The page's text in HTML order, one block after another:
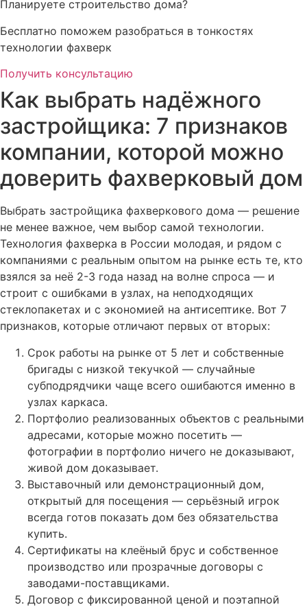
Планируете строительство дома?
Бесплатно поможем разобраться в тонкостях
технологии фахверк
Получить консультацию
Как выбрать надёжного
застройщика: 7 признаков
компании, которой можно
доверить фахверковый дом
Выбрать застройщика фахверкового дома — решение
не менее важное, чем выбор самой технологии.
Технология фахверка в России молодая, и рядом с
компаниями с реальным опытом на рынке есть те, кто
взялся за неё 2-3 года назад на волне спроса — и
строит с ошибками в узлах, на неподходящих
стеклопакетах и с экономией на антисептике. Вот 7
признаков, которые отличают первых от вторых:
Срок работы на рынке от 5 лет и собственные
бригады с низкой текучкой — случайные
субподрядчики чаще всего ошибаются именно в
узлах каркаса.
Портфолио реализованных объектов с реальными
адресами, которые можно посетить —
фотографии в портфолио ничего не доказывают,
живой дом доказывает.
Выставочный или демонстрационный дом,
открытый для посещения — серьёзный игрок
всегда готов показать дом без обязательства
купить.
Сертификаты на клеёный брус и собственное
производство или прозрачные договоры с
заводами-поставщиками.
Договор с фиксированной ценой и поэтапной